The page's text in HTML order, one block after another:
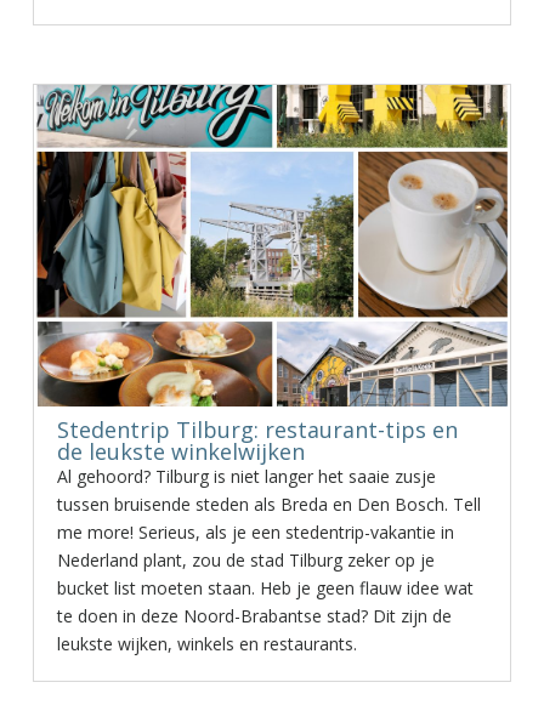
Stedentrip Tilburg: restaurant-tips en
de leukste winkelwijken
Al gehoord? Tilburg is niet langer het saaie zusje
tussen bruisende steden als Breda en Den Bosch. Tell
me more! Serieus, als je een stedentrip-vakantie in
Nederland plant, zou de stad Tilburg zeker op je
bucket list moeten staan. Heb je geen flauw idee wat
te doen in deze Noord-Brabantse stad? Dit zijn de
leukste wijken, winkels en restaurants.